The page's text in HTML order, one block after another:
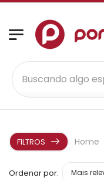
FILTROS Home
Ordenar por: